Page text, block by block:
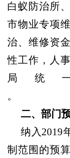
白蚁防治所
市物业专项
治、维修资
性工作，人
局 统
。
二、部门
纳入2019
制范围的预